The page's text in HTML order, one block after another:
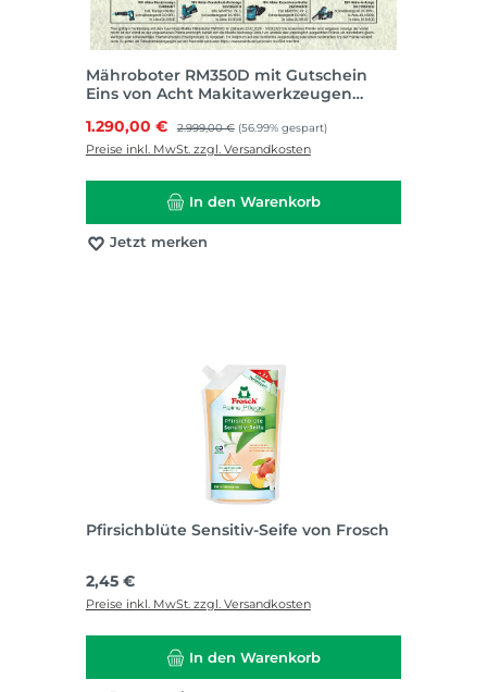
Mähroboter RM350D mit Gutschein
Eins von Acht Makitawerkzeugen
Verkaufspreis:
1.290,00 € Regulärer Preis:
2.999,00 € (56.99% gespart)
Preise inkl. MwSt. zzgl. Versandkosten
In den Warenkorb
Jetzt merken
Pfirsichblüte Sensitiv-Seife von Frosch
Regulärer Preis:
2,45 €
Preise inkl. MwSt. zzgl. Versandkosten
In den Warenkorb